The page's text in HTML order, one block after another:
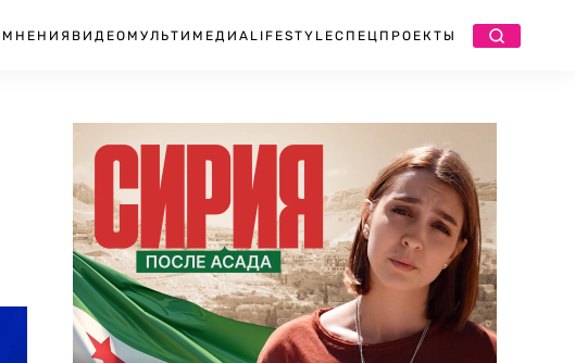
МНЕНИЯ ВИДЕО МУЛЬТИМЕДИА LIFESTYLEСПЕЦПРОЕКТЫ